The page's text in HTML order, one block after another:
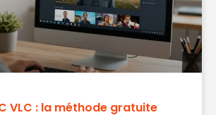
VLC : la méthode gratuite